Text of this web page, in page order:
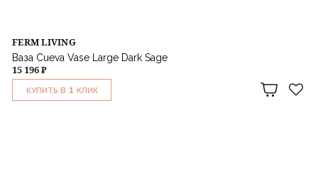
FERM LIVING
Ваза Cueva Vase Large Dark Sage
15 196 ₽
КУПИТЬ В 1 КЛИК